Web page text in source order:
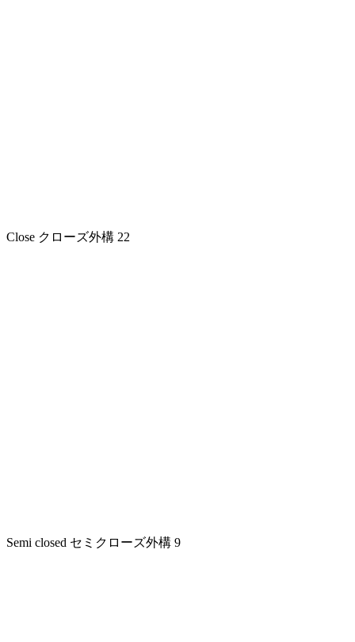
Close クローズ外構 22
Semi closed セミクローズ外構 9